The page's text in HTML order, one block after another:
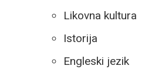
Likovna kultura
Istorija
Engleski jezik